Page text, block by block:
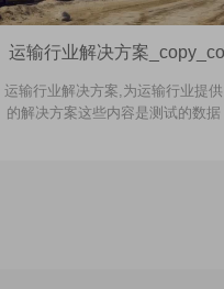
运输行业解决方案
运输行业解决方案,为运输行业提
的解决方案这些内容是测试的数